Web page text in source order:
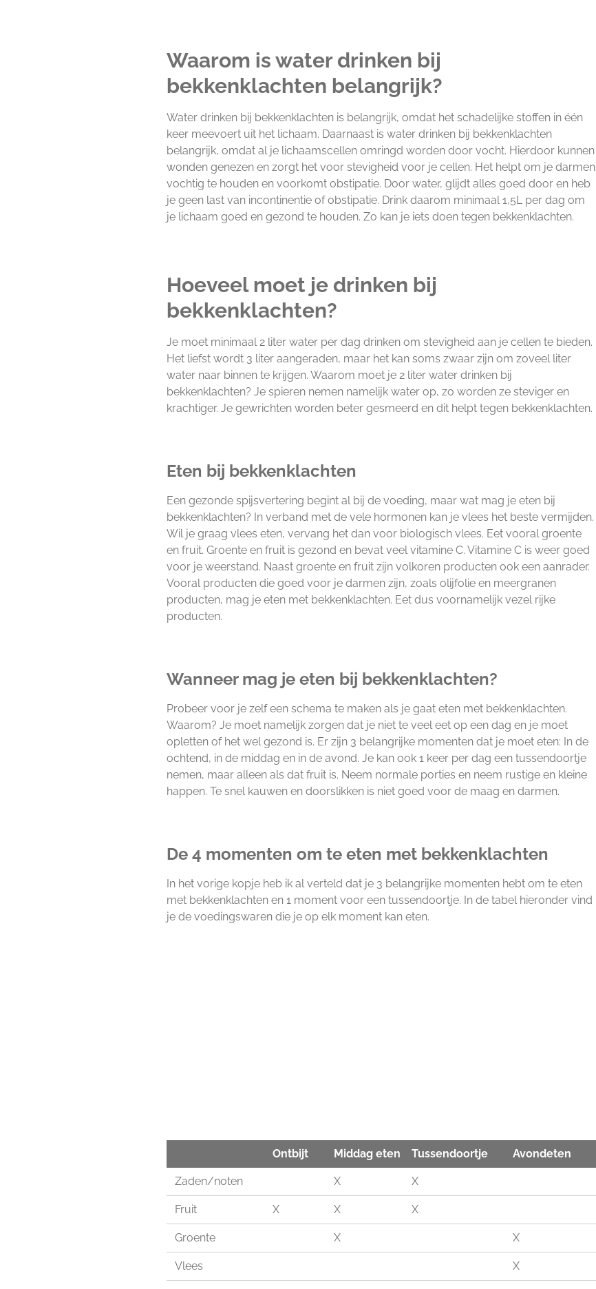
Waarom is water drinken bij
bekkenklachten belangrijk?
Water drinken bij bekkenklachten is belangrijk, omdat het schadelijke stoffen in één
keer meevoert uit het lichaam. Daarnaast is water drinken bij bekkenklachten
belangrijk, omdat al je lichaamscellen omringd worden door vocht. Hierdoor kunnen
wonden genezen en zorgt het voor stevigheid voor je cellen. Het helpt om je darmen
vochtig te houden en voorkomt obstipatie. Door water, glijdt alles goed door en heb
je geen last van incontinentie of obstipatie. Drink daarom minimaal 1,5L per dag om
je lichaam goed en gezond te houden. Zo kan je iets doen tegen bekkenklachten.
Hoeveel moet je drinken bij
bekkenklachten?
Je moet minimaal 2 liter water per dag drinken om stevigheid aan je cellen te bieden.
Het liefst wordt 3 liter aangeraden, maar het kan soms zwaar zijn om zoveel liter
water naar binnen te krijgen. Waarom moet je 2 liter water drinken bij
bekkenklachten? Je spieren nemen namelijk water op, zo worden ze steviger en
krachtiger. Je gewrichten worden beter gesmeerd en dit helpt tegen bekkenklachten.
Eten bij bekkenklachten
Een gezonde spijsvertering begint al bij de voeding, maar wat mag je eten bij
bekkenklachten? In verband met de vele hormonen kan je vlees het beste vermijden.
Wil je graag vlees eten, vervang het dan voor biologisch vlees. Eet vooral groente
en fruit. Groente en fruit is gezond en bevat veel vitamine C. Vitamine C is weer goed
voor je weerstand. Naast groente en fruit zijn volkoren producten ook een aanrader.
Vooral producten die goed voor je darmen zijn, zoals olijfolie en meergranen
producten, mag je eten met bekkenklachten. Eet dus voornamelijk vezel rijke
producten.
Wanneer mag je eten bij bekkenklachten?
Probeer voor je zelf een schema te maken als je gaat eten met bekkenklachten.
Waarom? Je moet namelijk zorgen dat je niet te veel eet op een dag en je moet
opletten of het wel gezond is. Er zijn 3 belangrijke momenten dat je moet eten: In de
ochtend, in de middag en in de avond. Je kan ook 1 keer per dag een tussendoortje
nemen, maar alleen als dat fruit is. Neem normale porties en neem rustige en kleine
happen. Te snel kauwen en doorslikken is niet goed voor de maag en darmen.
De 4 momenten om te eten met bekkenklachten
In het vorige kopje heb ik al verteld dat je 3 belangrijke momenten hebt om te eten
met bekkenklachten en 1 moment voor een tussendoortje. In de tabel hieronder vind
je de voedingswaren die je op elk moment kan eten.
Ontbijt Middag eten Tussendoortje Avondeten
Zaden/noten X X
Fruit X X X
Groente X X
Vlees X